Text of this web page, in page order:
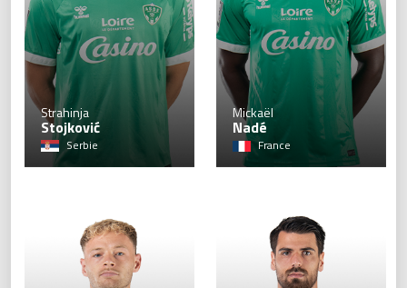
2
Strahinja
Stojković
Serbie
Mickaël
Nadé
France